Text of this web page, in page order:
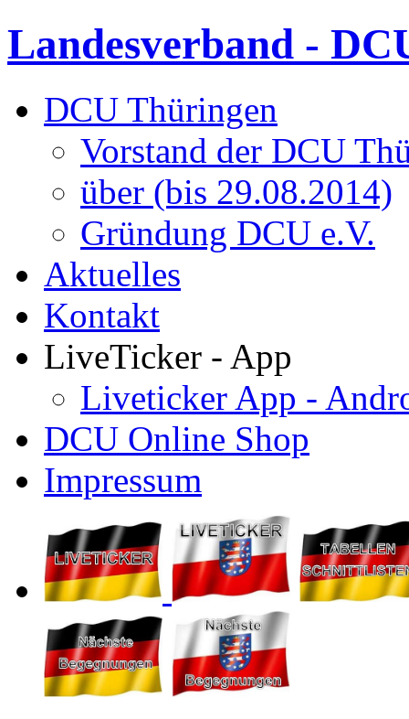
Landesverband -
DCU Thüringen
Vorstand der DCU
über (bis 29.08.2014)
Gründung DCU e.V.
Aktuelles
Kontakt
LiveTicker - App
Liveticker App -
DCU Online Shop
Impressum